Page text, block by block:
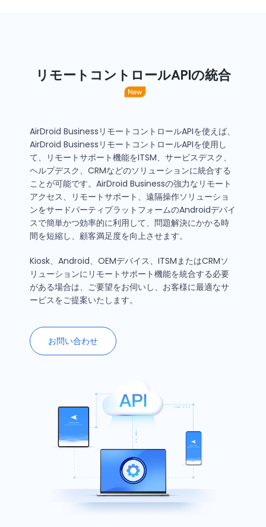
リモートコントロールAPIの統合
AirDroid BusinessリモートコントロールAPIを使えば、
AirDroid BusinessリモートコントロールAPIを使用し
て、リモートサポート機能をITSM、サービスデスク、
ヘルプデスク、CRMなどのソリューションに統合する
ことが可能です。AirDroid Businessの強力なリモート
アクセス、リモートサポート、遠隔操作ソリューショ
ンをサードパーティプラットフォームのAndroidデバイ
スで簡単かつ効率的に利用して、問題解決にかかる時
間を短縮し、顧客満足度を向上させます。
Kiosk、Android、OEMデバイス、ITSMまたはCRMソ
リューションにリモートサポート機能を統合する必要
がある場合は、ご要望をお伺いし、お客様に最適なサ
ービスをご提案いたします。
お問い合わせ